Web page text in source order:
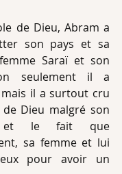
de Dieu, Abram a
son pays et sa
Saraï et son
seulement il a
mais il a surtout cru
Dieu malgré son
et le fait que
sa femme et lui
pour avoir un